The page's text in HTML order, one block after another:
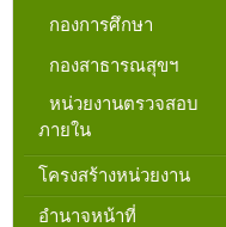
กองการศึกษา
กองสาธารณสุขฯ
หน่วยงานตรวจสอบ
ภายใน
โครงสร้างหน่วยงาน​
อำนาจหน้าที่